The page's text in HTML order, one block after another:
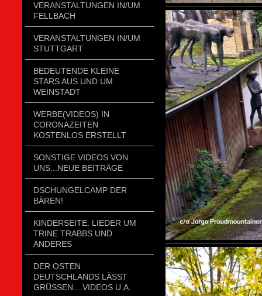
VERANSTALTUNGEN IN/UM
FELLBACH
VERANSTALTUNGEN IN/UM
STUTTGART
BEDEUTENDE KLEINE
STARS AUS UND UM
WEINSTADT
WERBE(VIDEOS) IN
CORONAZEITEN
KOSTENLOS ERSTELLT
SONSTIGE VIDEOS VON
UNS...NEUE BEITRÄGE
DSCHUNGELCAMP DER
BÄREN!
KINDERSEITE: LIEDER UM
TRINE TRABBS UND
ANDERES
DER OSTEN
DEUTSCHLANDS LÄSST
GRÜSSEN....VIDEOS U.A.